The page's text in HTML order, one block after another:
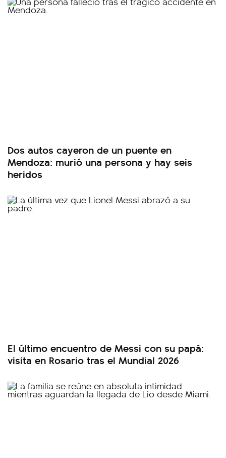
Dos autos cayeron de un puente en
Mendoza: murió una persona y hay seis
heridos
El último encuentro de Messi con su papá:
visita en Rosario tras el Mundial 2026